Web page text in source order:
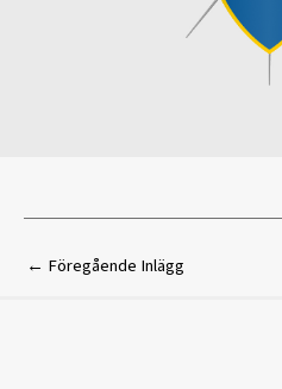
← Föregående Inlägg